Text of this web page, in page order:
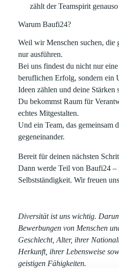
zählt der Teamspirit
Warum Baufi24?
Weil wir Menschen suchen, die
nur ausführen.
Bei uns findest du nicht nur
beruflichen Erfolg, sondern ein
Ideen zählen und deine Stärken
Du bekommst Raum für
echtes Mitgestalten.
Und ein Team, das gemeinsam
gegeneinander.
Bereit für deinen nächsten
Dann werde Teil von Baufi24 –
Selbstständigkeit. Wir freuen
Diversität ist uns wichtig.
Bewerbungen von Menschen
Geschlecht, Alter, ihrer
Herkunft, ihrer Lebensweise
geistigen Fähigkeiten.